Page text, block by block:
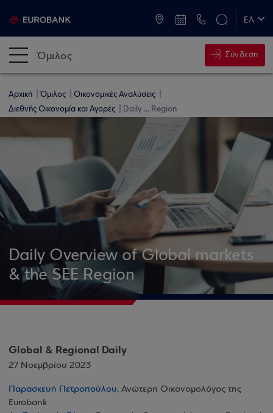
ΕΛ
Όμιλος Σύνδεση
Αρχική Όμιλος
Οικονομικές Αναλύσεις
Διεθνής Οικονομία και Αγορές
Daily ... Region
Daily Overview of Global markets
& the SEE Region
Global & Regional Daily
27 Νοεμβρίου 2023
Παρασκευή Πετροπούλου, Ανώτερη Οικονομολόγος της
Eurobank